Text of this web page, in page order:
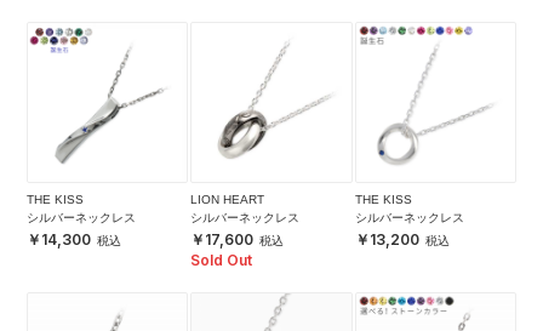
THE KISS
シルバーネックレス
14,300
LION HEART
シルバーネックレス
17,600
Sold Out
THE KISS
シルバーネックレス
13,200